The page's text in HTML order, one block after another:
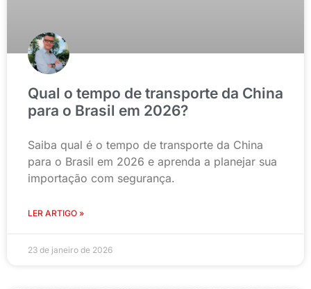
Qual o tempo de transporte da China
para o Brasil em 2026?
Saiba qual é o tempo de transporte da China
para o Brasil em 2026 e aprenda a planejar sua
importação com segurança.
LER ARTIGO »
23 de janeiro de 2026